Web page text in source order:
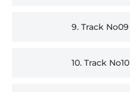
9. Track No09
10. Track No10